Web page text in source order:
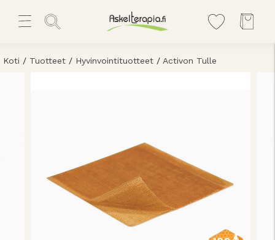
Koti / Tuotteet / Hyvinvointituotteet / Activon Tulle